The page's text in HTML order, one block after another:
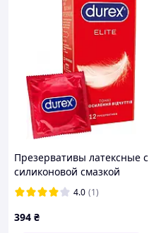
Презервативы латексные с
силиконовой смазкой
Durex Elite (тонкие) 12 шт
(5010232954229)
4.0 (1)
394 ₴